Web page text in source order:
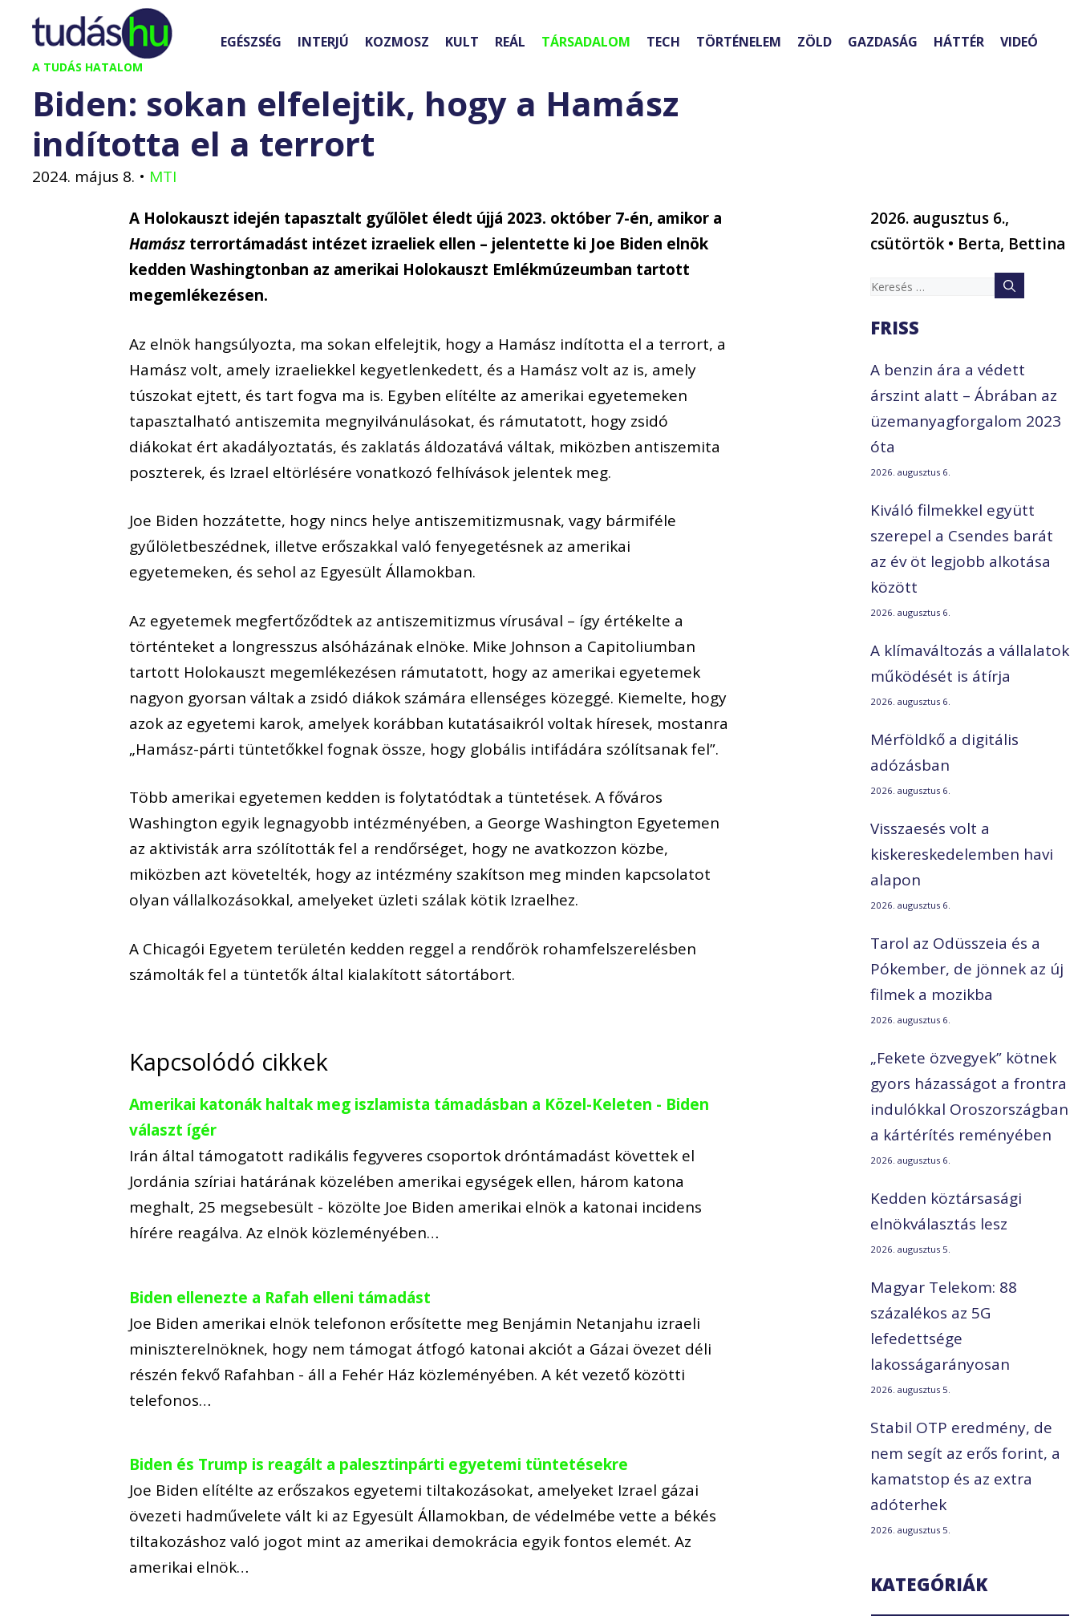
Kilépés
tartalomba
A TUDÁS HATALOM
EGÉSZSÉG INTERJÚ KOZMOSZ KULT REÁL TÁRSADALOM TECH TÖRTÉNELEM ZÖLD GAZDASÁG HÁTTÉR VIDEÓ
Biden: sokan elfelejtik, hogy a Hamász
indította el a terrort
2024. május 8. • MTI
A Holokauszt idején tapasztalt gyűlölet éledt újjá 2023. október 7-én, amikor a
Hamász terrortámadást intézet izraeliek ellen – jelentette ki Joe Biden elnök
kedden Washingtonban az amerikai Holokauszt Emlékmúzeumban tartott
megemlékezésen.
Az elnök hangsúlyozta, ma sokan elfelejtik, hogy a Hamász indította el a terrort, a
Hamász volt, amely izraeliekkel kegyetlenkedett, és a Hamász volt az is, amely
túszokat ejtett, és tart fogva ma is. Egyben elítélte az amerikai egyetemeken
tapasztalható antiszemita megnyilvánulásokat, és rámutatott, hogy zsidó
diákokat ért akadályoztatás, és zaklatás áldozatává váltak, miközben antiszemita
poszterek, és Izrael eltörlésére vonatkozó felhívások jelentek meg.
Joe Biden hozzátette, hogy nincs helye antiszemitizmusnak, vagy bármiféle
gyűlöletbeszédnek, illetve erőszakkal való fenyegetésnek az amerikai
egyetemeken, és sehol az Egyesült Államokban.
Az egyetemek megfertőződtek az antiszemitizmus vírusával – így értékelte a
történteket a longresszus alsóházának elnöke. Mike Johnson a Capitoliumban
tartott Holokauszt megemlékezésen rámutatott, hogy az amerikai egyetemek
nagyon gyorsan váltak a zsidó diákok számára ellenséges közeggé. Kiemelte, hogy
azok az egyetemi karok, amelyek korábban kutatásaikról voltak híresek, mostanra
„Hamász-párti tüntetőkkel fognak össze, hogy globális intifádára szólítsanak fel”.
Több amerikai egyetemen kedden is folytatódtak a tüntetések. A főváros
Washington egyik legnagyobb intézményében, a George Washington Egyetemen
az aktivisták arra szólították fel a rendőrséget, hogy ne avatkozzon közbe,
miközben azt követelték, hogy az intézmény szakítson meg minden kapcsolatot
olyan vállalkozásokkal, amelyeket üzleti szálak kötik Izraelhez.
A Chicagói Egyetem területén kedden reggel a rendőrök rohamfelszerelésben
számolták fel a tüntetők által kialakított sátortábort.
Kapcsolódó cikkek
Amerikai katonák haltak meg iszlamista támadásban a Közel-Keleten - Biden
választ ígér
Irán által támogatott radikális fegyveres csoportok dróntámadást követtek el
Jordánia szíriai határának közelében amerikai egységek ellen, három katona
meghalt, 25 megsebesült - közölte Joe Biden amerikai elnök a katonai incidens
hírére reagálva. Az elnök közleményében…
Biden ellenezte a Rafah elleni támadást
Joe Biden amerikai elnök telefonon erősítette meg Benjámin Netanjahu izraeli
miniszterelnöknek, hogy nem támogat átfogó katonai akciót a Gázai övezet déli
részén fekvő Rafahban - áll a Fehér Ház közleményében. A két vezető közötti
telefonos…
Biden és Trump is reagált a palesztinpárti egyetemi tüntetésekre
Joe Biden elítélte az erőszakos egyetemi tiltakozásokat, amelyeket Izrael gázai
övezeti hadművelete vált ki az Egyesült Államokban, de védelmébe vette a békés
tiltakozáshoz való jogot mint az amerikai demokrácia egyik fontos elemét. Az
amerikai elnök…
2026. augusztus 6.,
csütörtök • Berta, Bettina
Keresés:
FRISS
A benzin ára a védett
árszint alatt – Ábrában az
üzemanyagforgalom 2023
óta
2026. augusztus 6.
Kiváló filmekkel együtt
szerepel a Csendes barát
az év öt legjobb alkotása
között
2026. augusztus 6.
A klímaváltozás a vállalatok
működését is átírja
2026. augusztus 6.
Mérföldkő a digitális
adózásban
2026. augusztus 6.
Visszaesés volt a
kiskereskedelemben havi
alapon
2026. augusztus 6.
Tarol az Odüsszeia és a
Pókember, de jönnek az új
filmek a mozikba
2026. augusztus 6.
„Fekete özvegyek” kötnek
gyors házasságot a frontra
indulókkal Oroszországban
a kártérítés reményében
2026. augusztus 6.
Kedden köztársasági
elnökválasztás lesz
2026. augusztus 5.
Magyar Telekom: 88
százalékos az 5G
lefedettsége
lakosságarányosan
2026. augusztus 5.
Stabil OTP eredmény, de
nem segít az erős forint, a
kamatstop és az extra
adóterhek
2026. augusztus 5.
KATEGÓRIÁK